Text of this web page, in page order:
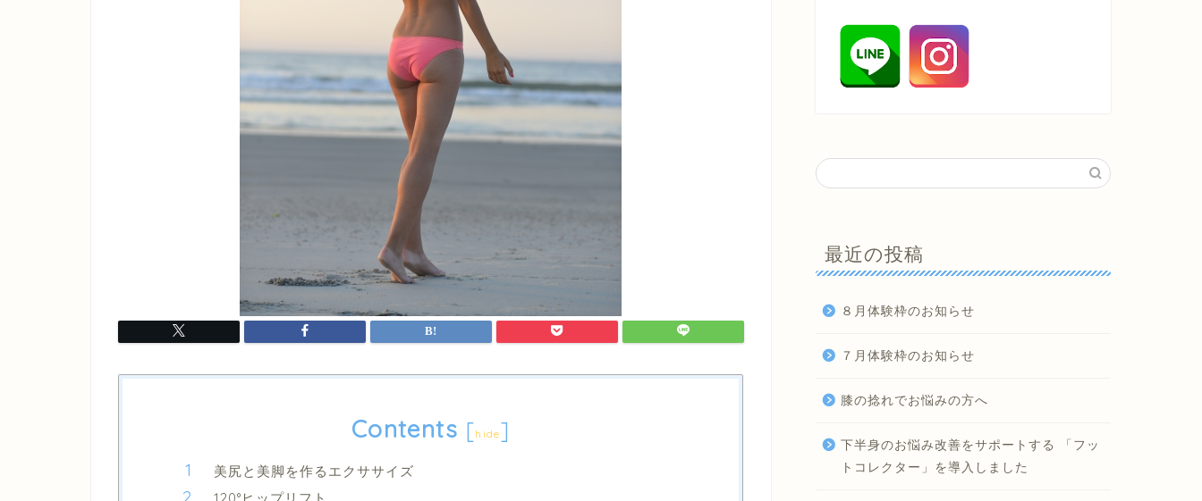
Contents [hide]
美尻と美脚を作るエクササイズ
最近の投稿
８月体験枠のお知らせ
７月体験枠のお知らせ
膝の捻れでお悩みの方へ
下半身のお悩み改善をサポートする 「フッ
トコレクター」を導入しました